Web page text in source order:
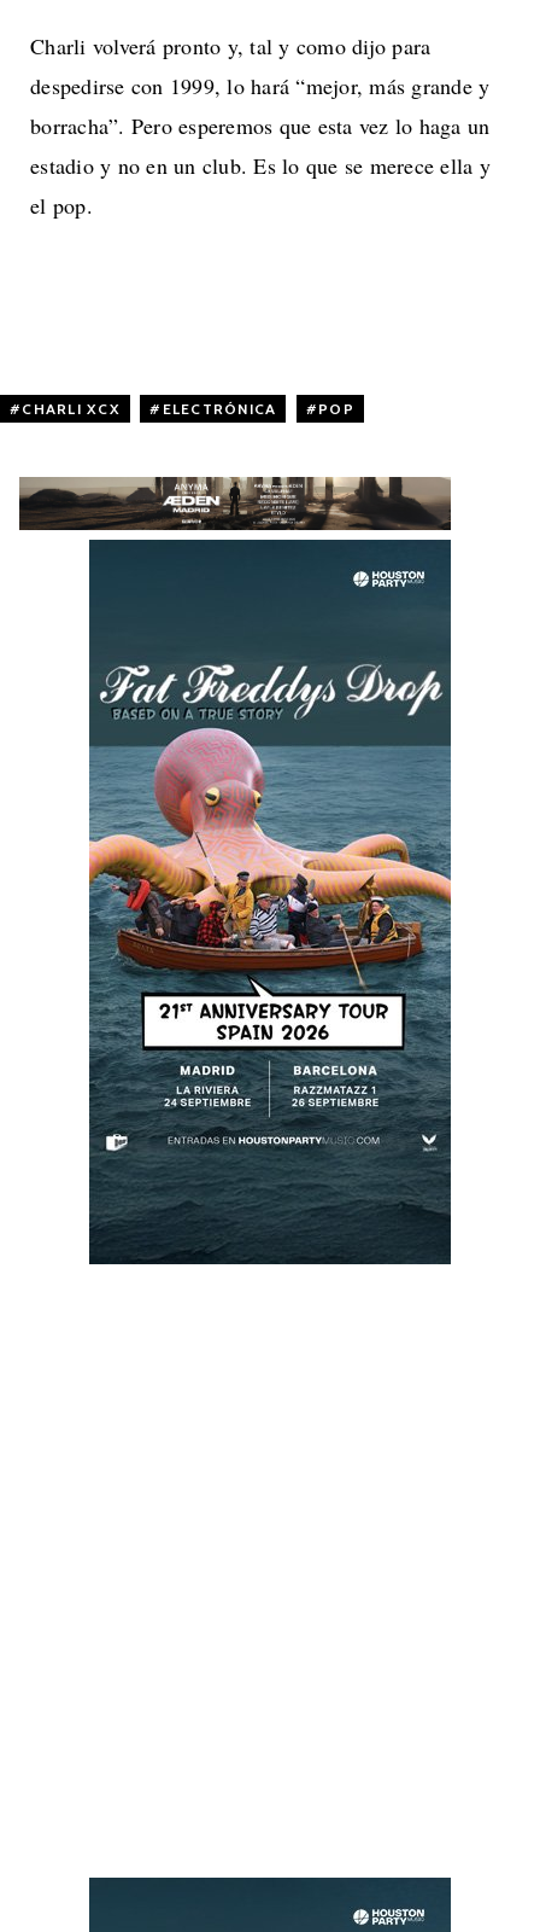
Charli volverá pronto y, tal y como dijo para
despedirse con 1999, lo hará “mejor, más grande y
borracha”. Pero esperemos que esta vez lo haga un
estadio y no en un club. Es lo que se merece ella y
el pop.
CHARLI XCX ELECTRÓNICA POP